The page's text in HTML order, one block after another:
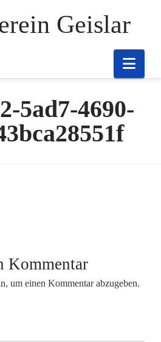
5ad7-4690-
Kommentar
um einen Kommentar abzugeben.